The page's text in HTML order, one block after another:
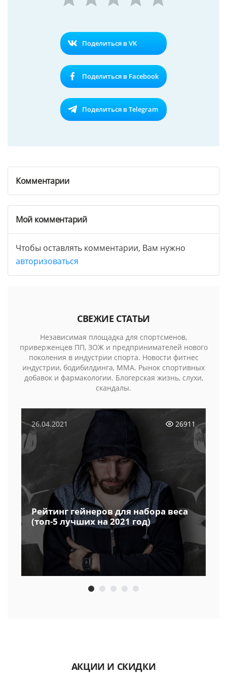
Поделиться в VK
Поделиться в Facebook
Поделиться в Telegram
Комментарии
Мой комментарий
Чтобы оставлять комментарии, Вам нужно
авторизоваться
СВЕЖИЕ СТАТЬИ
Независимая площадка для спортсменов,
приверженцев ПП, ЗОЖ и предпринимателей нового
поколения в индустрии спорта. Новости фитнес
индустрии, бодибилдинга, MMA. Рынок спортивных
добавок и фармакологии. Блогерская жизнь, слухи,
скандалы.
26.04.2021 26911
Рейтинг гейнеров для набора веса
(топ-5 лучших на 2021 год)
АКЦИИ И СКИДКИ